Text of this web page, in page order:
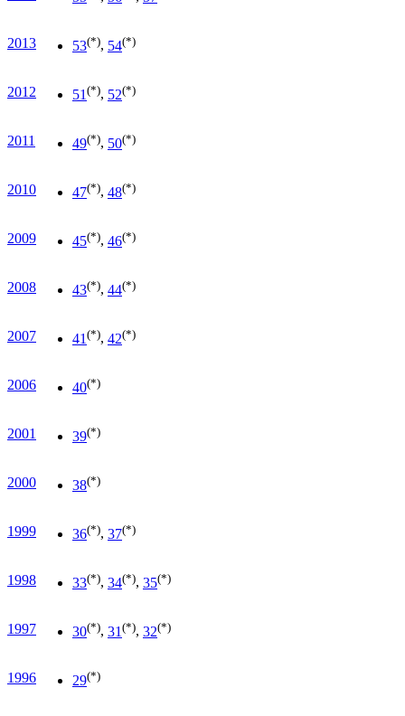
2013 53(*), 54(*)
2012 51 (*), 52(*)
2011 49(*), 50(*)
2010 47(*), 48(*)
2009 45(*), 46(*)
2008 43(*), 44(*)
2007 41 (*), 42(*)
2006 40(*)
2001 39(*)
2000 38(*)
1999 36(*), 37(*)
1998 33(*), 34(*), 35(*)
1997 30(*), 31 (*), 32(*)
1996 29(*)